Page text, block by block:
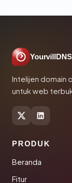
YourvillDNS
Intelijen domain
untuk web
PRODUK
Beranda
Fitur